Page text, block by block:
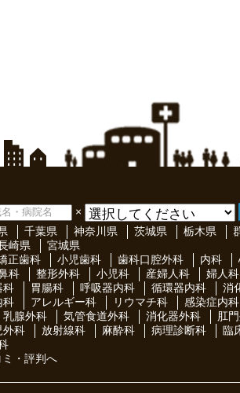
×
千葉県 神奈川県 茨城県 栃木県
崎県
宮城県
正歯科 小児歯科 歯科口腔外科 内科
科 整形外科 小児科 産婦人科 婦人科
科 胃腸科 呼吸器内科 循環器内科
消
科 アレルギー科 リウマチ科 感染症内科
乳腺外科 気管食道外科 消化器外科
肛
外科 放射線科 麻酔科 病理診断科
臨
ミ・評判へ